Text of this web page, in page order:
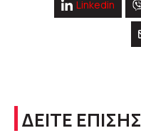
Linkedin
ΔΕΙΤΕ ΕΠΙΣΗΣ